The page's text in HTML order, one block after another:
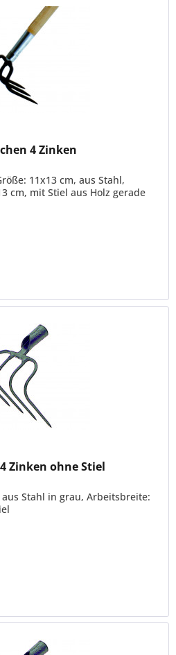
4 Zinken
11x13 cm, aus Stahl,
cm, mit Stiel aus Holz gerade
Zinken ohne Stiel
Stahl in grau, Arbeitsbreite: